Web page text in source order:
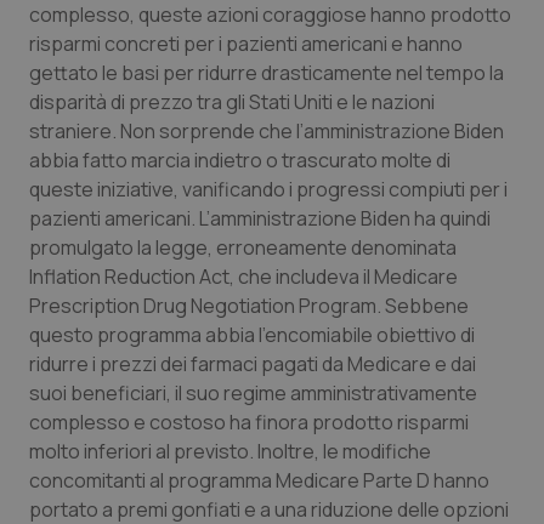
Tumore ovarico
Tumori del Polmone & Testa Collo
Tumori gastrointestinali
Ulcera & Reflusso
Vaccini
complesso, queste azioni coraggiose hanno prodotto
risparmi concreti per i pazienti americani e hanno
gettato le basi per ridurre drasticamente nel tempo la
disparità di prezzo tra gli Stati Uniti e le nazioni
straniere. Non sorprende che l’amministrazione Biden
abbia fatto marcia indietro o trascurato molte di
queste iniziative, vanificando i progressi compiuti per i
pazienti americani. L’amministrazione Biden ha quindi
promulgato la legge, erroneamente denominata
Inflation Reduction Act, che includeva il Medicare
Prescription Drug Negotiation Program.Sebbene
questo programma abbia l’encomiabile obiettivo di
ridurre i prezzi dei farmaci pagati da Medicare e dai
suoi beneficiari, il suo regime amministrativamente
complesso e costoso ha finora prodotto risparmi
molto inferiori al previsto. Inoltre, le modifiche
concomitanti al programma Medicare Parte D hanno
portato a premi gonfiati e a una riduzione delle opzioni